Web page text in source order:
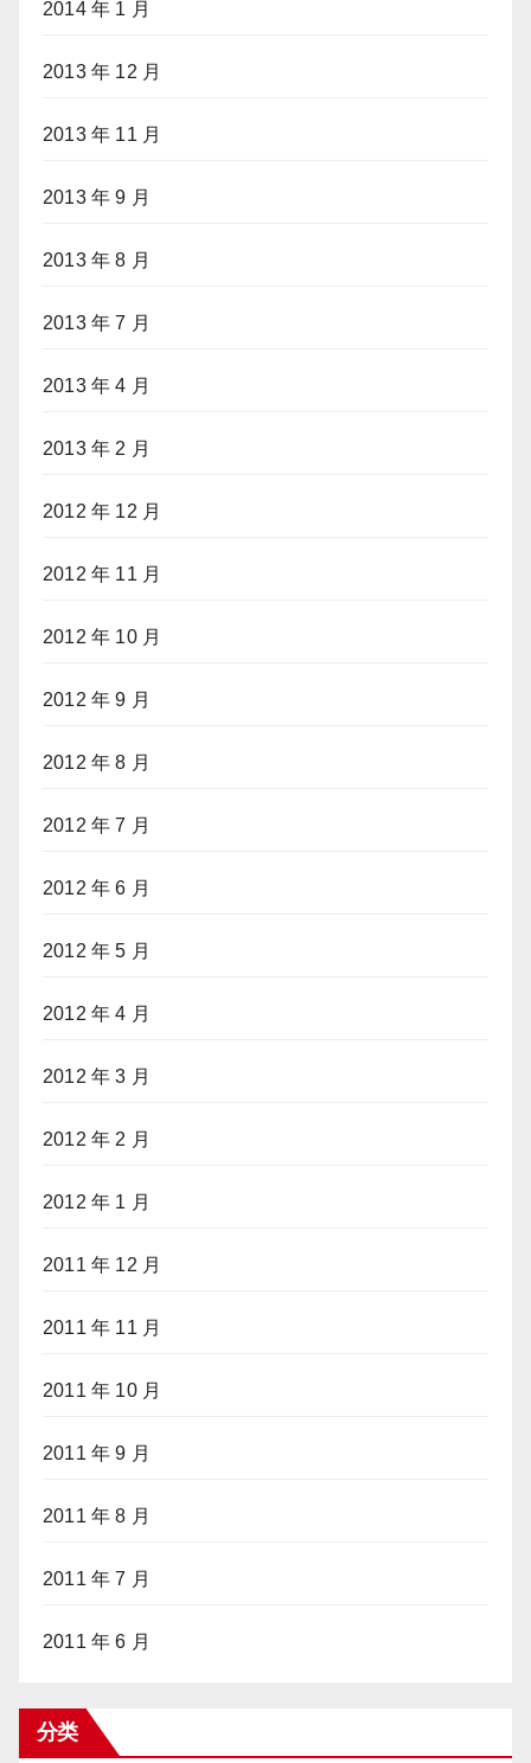
2014 年 1 月
2013 年 12 月
2013 年 11 月
2013 年 9 月
2013 年 8 月
2013 年 7 月
2013 年 4 月
2013 年 2 月
2012 年 12 月
2012 年 11 月
2012 年 10 月
2012 年 9 月
2012 年 8 月
2012 年 7 月
2012 年 6 月
2012 年 5 月
2012 年 4 月
2012 年 3 月
2012 年 2 月
2012 年 1 月
2011 年 12 月
2011 年 11 月
2011 年 10 月
2011 年 9 月
2011 年 8 月
2011 年 7 月
2011 年 6 月
分类